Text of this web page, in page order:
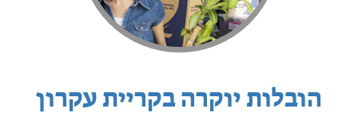
הובלות יוקרה בקריית עקרון